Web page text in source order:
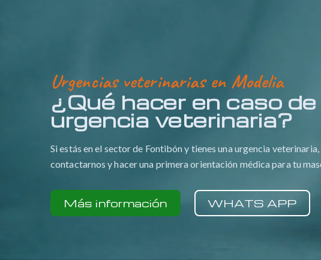
Urgencias veterinarias en Modelia
¿Qué hacer en caso
urgencia veterinaria?
Si estás en el sector de Fontibón y tienes una urgencia veterinaria,
contactarnos y hacer una primera orientación médica para tu
Más información WHATS APP